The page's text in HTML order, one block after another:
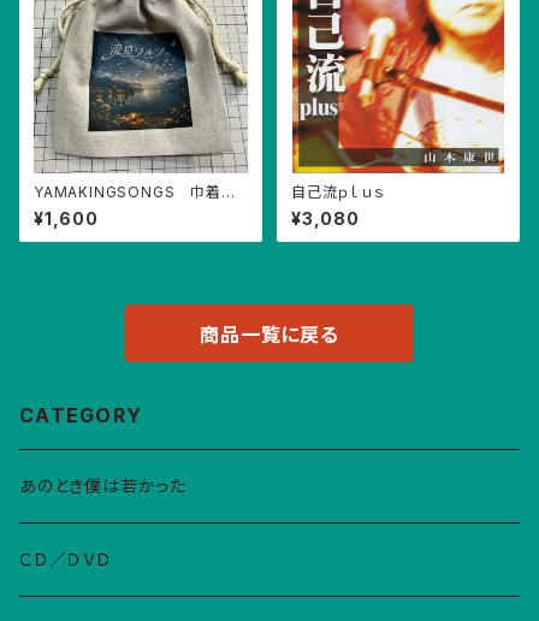
YAMAKINGSONGS 巾着
大
¥1,600
自己流ｐｌｕｓ
¥3,080
商品一覧に戻る
CATEGORY
あのとき僕は若かった
ＣＤ／ＤＶＤ